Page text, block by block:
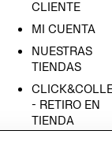
CLIENTE
MI CUENTA
NUESTRAS
TIENDAS
- RETIRO EN
TIENDA